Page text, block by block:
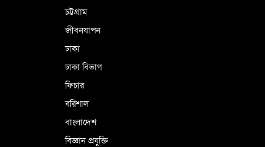
চট্টগ্রাম
জীবনযাপন
ঢাকা
ঢাকা বিভাগ
ফিচার
বরিশাল
বাংলাদেশ
বিজ্ঞান প্রযুক্তি